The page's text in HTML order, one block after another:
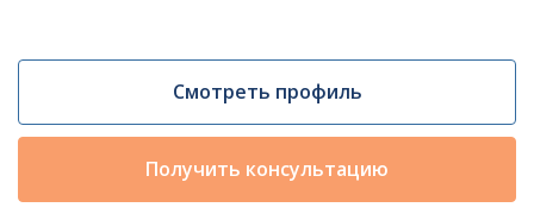
Смотреть профиль
Получить консультацию